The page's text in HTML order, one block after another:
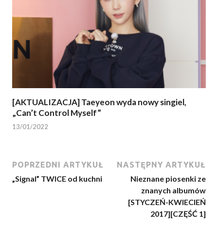
[AKTUALIZACJA] Taeyeon wyda nowy singiel,
„Can’t Control Myself”
13/01/2022
POPRZEDNI ARTYKUŁ
„Signal” TWICE od kuchni
NASTĘPNY ARTYKUŁ
Nieznane piosenki ze
znanych albumów
[STYCZEŃ-KWIECIEŃ
2017][CZĘŚĆ 1]